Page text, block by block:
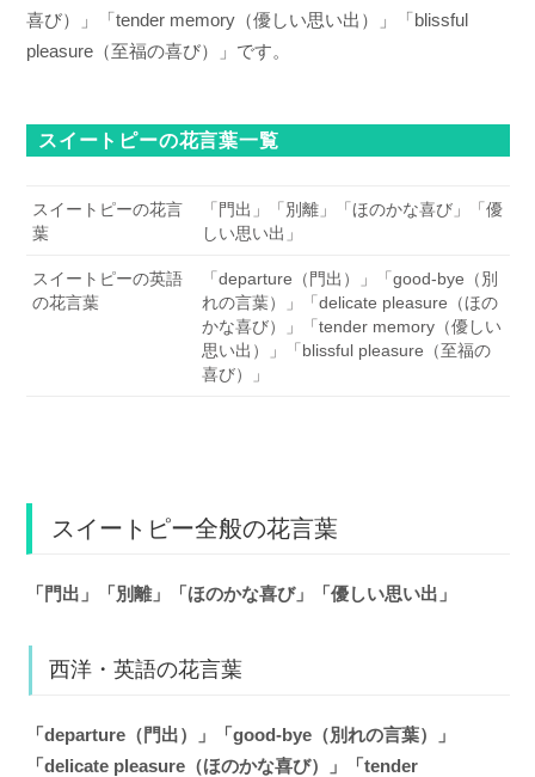
喜び）」「tender memory（優しい思い出）」「blissful
pleasure（至福の喜び）」です。
スイートピーの花言葉一覧
スイートピーの花言
葉
「門出」「別離」「ほのかな喜び」「優
しい思い出」
スイートピーの英語
の花言葉
「departure（門出）」「good-bye（別
れの言葉）」「delicate pleasure（ほの
かな喜び）」「tender memory（優しい
思い出）」「blissful pleasure（至福の
喜び）」
スイートピー全般の花言葉
「門出」「別離」「ほのかな喜び」「優しい思い出」
西洋・英語の花言葉
「departure（門出）」「good-bye（別れの言葉）」
「delicate pleasure（ほのかな喜び）」「tender